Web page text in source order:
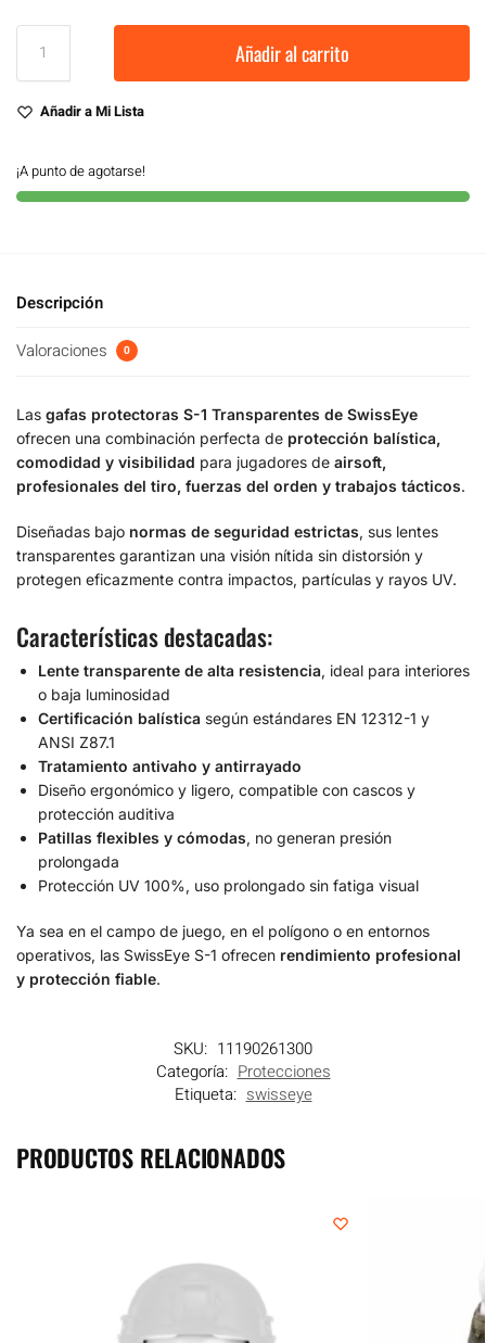
Añadir al carrito
Añadir a Mi Lista
¡A punto de agotarse!
Descripción
Valoraciones 0
Las gafas protectoras S-1 Transparentes de SwissEye
ofrecen una combinación perfecta de protección balística,
comodidad y visibilidad para jugadores de airsoft,
profesionales del tiro, fuerzas del orden y trabajos tácticos.
Diseñadas bajo normas de seguridad estrictas, sus lentes
transparentes garantizan una visión nítida sin distorsión y
protegen eficazmente contra impactos, partículas y rayos UV.
Características destacadas:
Lente transparente de alta resistencia, ideal para interiores
o baja luminosidad
Certificación balística según estándares EN 12312-1 y
ANSI Z87.1
Tratamiento antivaho y antirrayado
Diseño ergonómico y ligero, compatible con cascos y
protección auditiva
Patillas flexibles y cómodas, no generan presión
prolongada
Protección UV 100%, uso prolongado sin fatiga visual
Ya sea en el campo de juego, en el polígono o en entornos
operativos, las SwissEye S-1 ofrecen rendimiento profesional
y protección fiable.
SKU: 11190261300
Categoría: Protecciones
Etiqueta: swisseye
PRODUCTOS RELACIONADOS